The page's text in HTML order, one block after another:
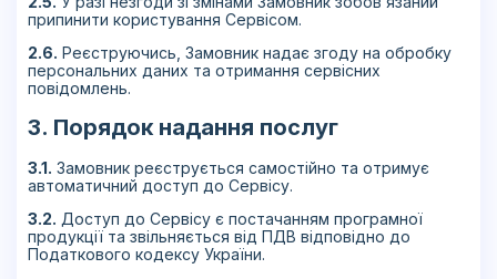
припинити користування Сервісом.
2.6. Реєструючись, Замовник надає згоду на обробку
персональних даних та отримання сервісних
повідомлень.
3. Порядок надання послуг
3.1. Замовник реєструється самостійно та отримує
автоматичний доступ до Сервісу.
3.2. Доступ до Сервісу є постачанням програмної
продукції та звільняється від ПДВ відповідно до
Податкового кодексу України.